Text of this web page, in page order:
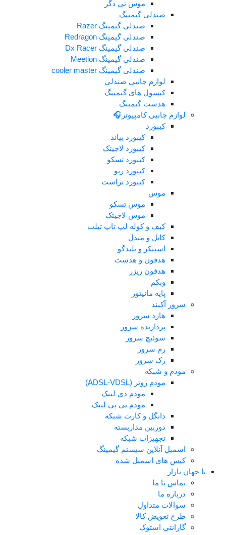
موس تی دگر
صندلی گیمینگ
صندلی گیمینگ Razer
صندلی گیمینگ Redragon
صندلی گیمینگ Dx Racer
صندلی گیمینگ Meetion
صندلی گیمینگ cooler master
لوازم جانبی صندلی
کنسول های گیمینگ
هدست گیمینگ
جانبی کامپیوتر🎧
کیبورد بیاند
کیبورد لاجیتک
کیبورد تسکو
کیبورد تراست
موس تسکو
موس لاجیتک
کیف و کوله لپ تاپ تبلت
کابل و مبدل
اسپیکر و بلندگو
هدفون و هدست
هدفون ریزر
پایه مانیتور
آکبند
پردازنده سرور
سوئیچ سرور
و شبکه
مودم روتر (ADSL-VDSL)
مودم دی لینک
مودم تی پی لینک
دانگل و کارت شبکه
دوربین مداربسته
تجهیزات شبکه
آنلاین سیستم گیمینگ
های اسمبل شده
با ما
متداول
تعویض کالا
استوک